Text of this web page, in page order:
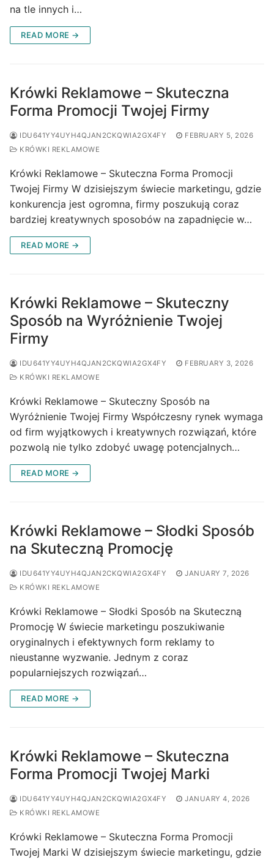
na tle innych i…
READ MORE →
Krówki Reklamowe – Skuteczna
Forma Promocji Twojej Firmy
IDU641YY4UYH4QJAN2CKQWIA2GX4FY
FEBRUARY 5, 2026
KRÓWKI REKLAMOWE
Krówki Reklamowe – Skuteczna Forma Promocji
Twojej Firmy W dzisiejszym świecie marketingu, gdzie
konkurencja jest ogromna, firmy poszukują coraz
bardziej kreatywnych sposobów na zapadnięcie w…
READ MORE →
Krówki Reklamowe – Skuteczny
Sposób na Wyróżnienie Twojej
Firmy
IDU641YY4UYH4QJAN2CKQWIA2GX4FY
FEBRUARY 3, 2026
KRÓWKI REKLAMOWE
Krówki Reklamowe – Skuteczny Sposób na
Wyróżnienie Twojej Firmy Współczesny rynek wymaga
od firm wyjątkowych i kreatywnych rozwiązań, które
pozwolą nie tylko zdobyć uwagę potencjalnych…
READ MORE →
Krówki Reklamowe – Słodki Sposób
na Skuteczną Promocję
IDU641YY4UYH4QJAN2CKQWIA2GX4FY
JANUARY 7, 2026
KRÓWKI REKLAMOWE
Krówki Reklamowe – Słodki Sposób na Skuteczną
Promocję W świecie marketingu poszukiwanie
oryginalnych i efektywnych form reklamy to
nieustanne wyzwanie. Jednym z coraz
popularniejszych rozwiązań…
READ MORE →
Krówki Reklamowe – Skuteczna
Forma Promocji Twojej Marki
IDU641YY4UYH4QJAN2CKQWIA2GX4FY
JANUARY 4, 2026
KRÓWKI REKLAMOWE
Krówki Reklamowe – Skuteczna Forma Promocji
Twojej Marki W dzisiejszym świecie marketingu, gdzie